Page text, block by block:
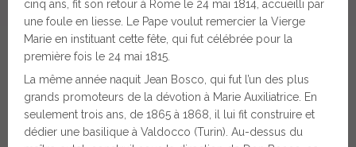
cinq ans, fit son retour à Rome le 24 mai 1814, accueilli par
une foule en liesse. Le Pape voulut remercier la Vierge
Marie en instituant cette fête, qui fut célébrée pour la
première fois le 24 mai 1815.
La même année naquit Jean Bosco, qui fut l’un des plus
grands promoteurs de la dévotion à Marie Auxiliatrice. En
seulement trois ans, de 1865 à 1868, il lui fit construire et
dédier une basilique à Valdocco (Turin). Au-dessus du